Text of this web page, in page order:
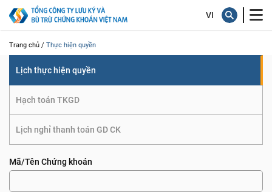
Trang chủ / Thực hiện quyền
Lịch thực hiện quyền
Hạch toán TKGD
Lịch nghỉ thanh toán GD CK
Mã/Tên Chứng khoán